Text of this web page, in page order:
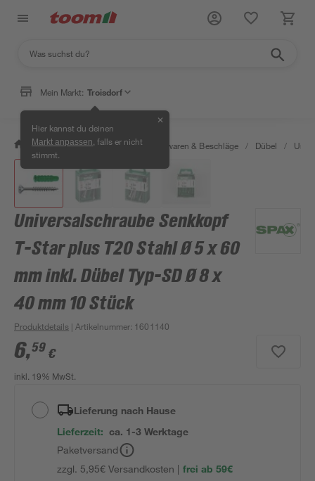
Mein Markt: Troisdorf
Hier kannst du deinen
Markt anpassen , falls er nicht
stimmt.
✕
/ Werkstatt & Maschinen / Eisenwaren & Beschläge / Dübel /
Universalschraube Senkkopf
T-Star plus T20 Stahl Ø 5 x 60
mm inkl. Dübel Typ-SD Ø 8 x
40 mm 10 Stück
Produktdetails | Artikelnummer: 1601140
6,59 €
inkl. 19% MwSt.
Lieferung nach Hause
Lieferzeit: ca. 1-3 Werktage
Paketversand
zzgl. 5,95€ Versandkosten | frei ab 59€